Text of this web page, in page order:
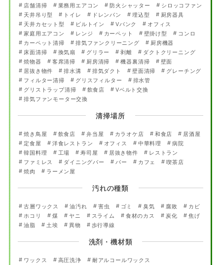
店舗清掃
業務用エアコン 防火シャッター
シロッコファン
天井吊り型
トイレ ドレンパン 埋込型
厨房器具
天井カセット型
ビルトイン Vバンク
オフィス
家庭用エアコン
レンジ カーペット 壁掛け型
コンロ
カーペット清掃
排気ファンクリーニング
厨房機器
床面清掃
換気扇 グリラー 剥離
ダクトクリーニング
焼物器
客席清掃 厨房清掃 機器裏清掃
壁面
居抜き物件
排水溝 排気ダクト 壁面清掃
グレーチング
フィルター清掃
グリスフィルター
排水管
グリストラップ清掃
飲食店
Vベルト交換
排気ファンモーター交換
清掃場所
焼き鳥屋 飲食店 弁当屋 カラオケ店 和食店
居酒屋
定食屋
洋食レストラン オフィス 中華料理
病院
韓国料理
工場 寿司屋 居抜き物件
レストラン
ファミレス
ダイニングバー バー カフェ
喫茶店
焼肉
ラーメン屋
汚れの種類
古層ワックス 油汚れ 害虫 ゴミ 臭気 腐敗
カビ
ホコリ
煤 ヤニ スライム 食材のカス 炭化
焦げ
油脂
土埃 異物 歩行導線
洗剤・機材類
ワックス 高圧洗浄
耐アルコールワックス